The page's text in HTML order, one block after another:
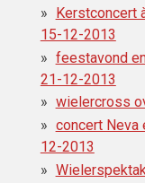
Kerstconcert
15-12-2013
feestavond
21-12-2013
wielercross
concert Neva
12-2013